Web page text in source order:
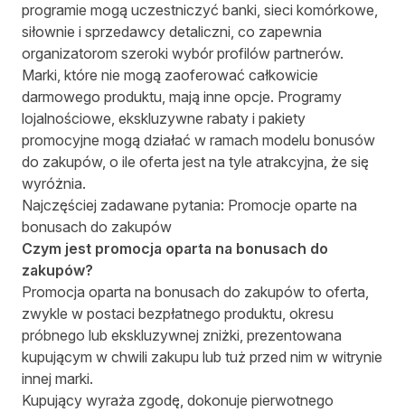
programie mogą uczestniczyć banki, sieci komórkowe,
siłownie i sprzedawcy detaliczni, co zapewnia
organizatorom szeroki wybór profilów partnerów.
Marki, które nie mogą zaoferować całkowicie
darmowego produktu, mają inne opcje. Programy
lojalnościowe, ekskluzywne rabaty i pakiety
promocyjne mogą działać w ramach modelu bonusów
do zakupów, o ile oferta jest na tyle atrakcyjna, że się
wyróżnia.
Najczęściej zadawane pytania: Promocje oparte na
bonusach do zakupów
Czym jest promocja oparta na bonusach do
zakupów?
Promocja oparta na bonusach do zakupów to oferta,
zwykle w postaci bezpłatnego produktu, okresu
próbnego lub ekskluzywnej zniżki, prezentowana
kupującym w chwili zakupu lub tuż przed nim w witrynie
innej marki.
Kupujący wyraża zgodę, dokonuje pierwotnego